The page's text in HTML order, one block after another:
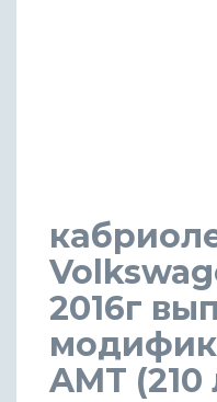
2016г
AMT (210